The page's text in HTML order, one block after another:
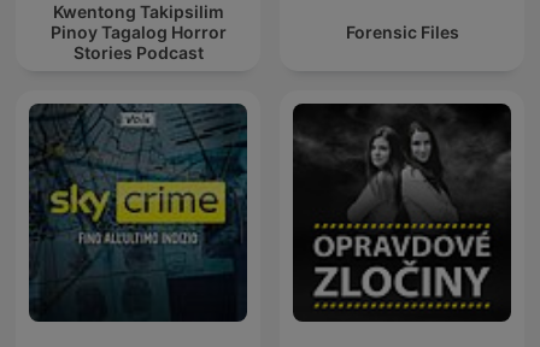
Kwentong Takipsilim
Pinoy Tagalog Horror
Stories Podcast
Forensic Files